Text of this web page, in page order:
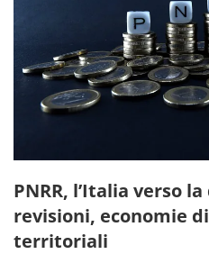
PNRR, l’Italia verso
revisioni, economie
territoriali